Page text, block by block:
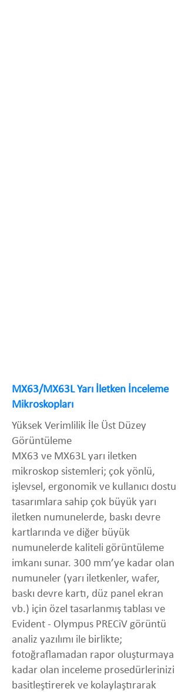
MX63/MX63L Yarı İletken İnceleme
Mikroskopları
Yüksek Verimlilik İle Üst Düzey
Görüntüleme
MX63 ve MX63L yarı iletken
mikroskop sistemleri; çok yönlü,
işlevsel, ergonomik ve kullanıcı dostu
tasarımlara sahip çok büyük yarı
iletken numunelerde, baskı devre
kartlarında ve diğer büyük
numunelerde kaliteli görüntüleme
imkanı sunar. 300 mm’ye kadar olan
numuneler (yarı iletkenler, wafer,
baskı devre kartı, düz panel ekran
vb.) için özel tasarlanmış tablası ve
Evident - Olympus PRECiV görüntü
analiz yazılımı ile birlikte;
fotoğraflamadan rapor oluşturmaya
kadar olan inceleme prosedürlerinizi
basitleştirerek ve kolaylaştırarak